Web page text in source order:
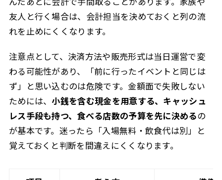
友人と行く場合は、会計担当を決めておくと列の流
れを止めにくくなります。
注意点として、決済方法や販売形式は当日運営で変
わる可能性があり、「前に行ったイベントと同じは
ず」と思い込むのは危険です。金額面で失敗しない
ためには、 小銭を含む現金を用意する、キャッシュ
レス手段も持つ、食べる店数の予算を先に決めるの
が基本です。迷ったら「入場無料・飲食代は別」と
覚えておくと判断を間違えにくくなります。